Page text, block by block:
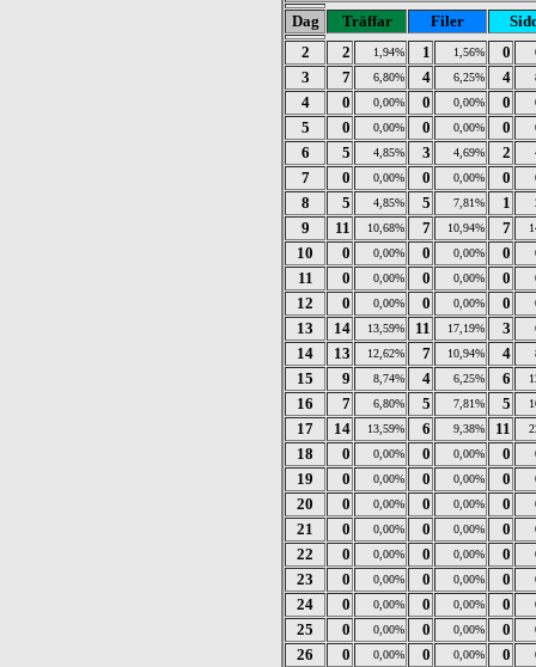
Dag Träffar Filer
2
2 1,94% 1 1,56% 0
3 7 6,80% 4 6,25% 4
4 0 0,00% 0 0,00% 0
5 0 0,00% 0 0,00% 0
6 5 4,85% 3 4,69% 2
7 0 0,00% 0 0,00% 0
8 5 4,85% 5 7,81% 1
9 11 10,68% 7 10,94% 7
10 0 0,00% 0 0,00% 0
11 0 0,00% 0 0,00% 0
12 0 0,00% 0 0,00% 0
13 14 13,59% 11 17,19% 3
14 13 12,62% 7 10,94% 4
15 9 8,74% 4 6,25% 6
16 7 6,80% 5 7,81% 5
17 14 13,59% 6 9,38% 11
18 0 0,00% 0 0,00% 0
19 0 0,00% 0 0,00% 0
20 0 0,00% 0 0,00% 0
21 0 0,00% 0 0,00% 0
22 0 0,00% 0 0,00% 0
23 0 0,00% 0 0,00% 0
24 0 0,00% 0 0,00% 0
25 0 0,00% 0 0,00% 0
26 0 0,00% 0 0,00% 0